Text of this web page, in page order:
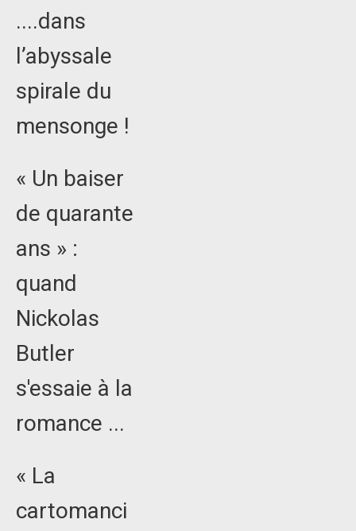
....dans
l’abyssale
spirale du
mensonge !
« Un baiser
de quarante
ans » :
quand
Nickolas
Butler
s'essaie à la
romance ...
« La
cartomanci